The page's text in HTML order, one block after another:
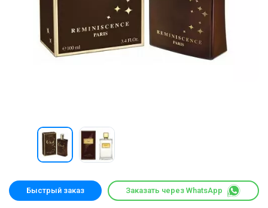
Быстрый заказ Заказать через WhatsApp